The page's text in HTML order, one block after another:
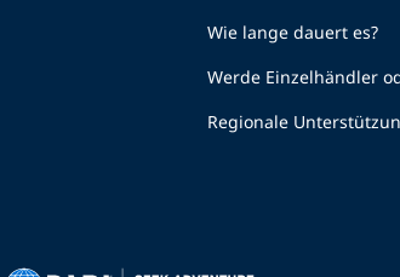
Wie lange dauert es?
Werde Einzelhändler
Regionale